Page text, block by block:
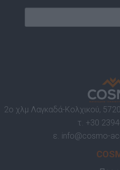
2ο χλμ Λαγκαδά-Κολχικού,
τ. +30
ε. info@cosmo-